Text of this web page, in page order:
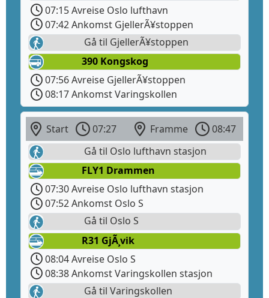
07:15 Avreise Oslo lufthavn
07:42 Ankomst GjellerÃ¥stoppen
Gå til GjellerÃ¥stoppen
390 Kongskog
07:56 Avreise GjellerÃ¥stoppen
08:17 Ankomst Varingskollen
Start 07:27 Framme
08:47
Gå til Oslo lufthavn stasjon
FLY1 Drammen
07:30 Avreise Oslo lufthavn stasjon
07:52 Ankomst Oslo S
Gå til Oslo S
R31 GjÃ¸vik
08:04 Avreise Oslo S
08:38 Ankomst Varingskollen stasjon
Gå til Varingskollen